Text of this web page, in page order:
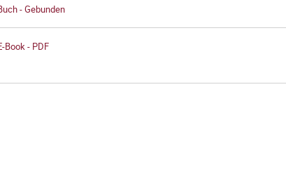
- Gebunden
Book - PDF